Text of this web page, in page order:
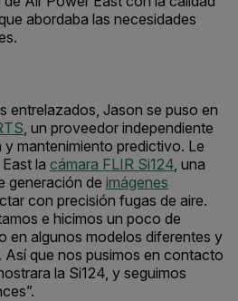
abordaba las necesidades
entrelazados, Jason se puso en
, un proveedor independiente
mantenimiento predictivo. Le
la cámara FLIR Si124, una
generación de imágenes
con precisión fugas de aire.
e hicimos un poco de
en algunos modelos diferentes y
Así que nos pusimos en contacto
la Si124, y seguimos